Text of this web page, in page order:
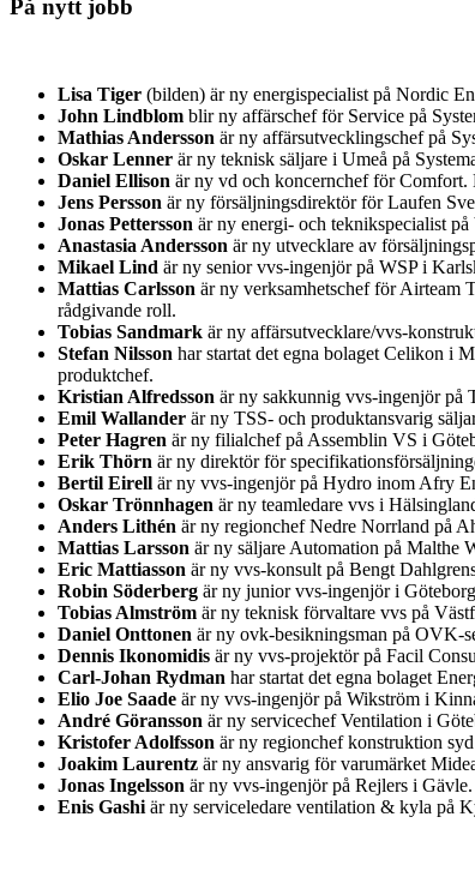
På nytt jobb
Lisa Tiger (bilden) är ny energispecialist på Nordic
John Lindblom blir ny affärschef för Service på
Mathias Andersson är ny affärsutvecklingschef på
Oskar Lenner är ny teknisk säljare i Umeå på
Daniel Ellison är ny vd och koncernchef för Comfort.
Jens Persson är ny försäljningsdirektör för Laufen
Jonas Pettersson är ny energi- och teknikspecialist
Anastasia Andersson är ny utvecklare av
Mikael Lind är ny senior vvs-ingenjör på WSP i
Mattias Carlsson är ny verksamhetschef för Airteam
rådgivande roll.
Tobias Sandmark är ny affärsutvecklare/vvs-
Stefan Nilsson har startat det egna bolaget Celikon i
produktchef.
Kristian Alfredsson är ny sakkunnig vvs-ingenjör på
Emil Wallander är ny TSS- och produktansvarig
Peter Hagren är ny filialchef på Assemblin VS i
Erik Thörn är ny direktör för
Bertil Eirell är ny vvs-ingenjör på Hydro inom Afry
Oskar Trönnhagen är ny teamledare vvs i
Anders Lithén är ny regionchef Nedre Norrland på
Mattias Larsson är ny säljare Automation på Malthe
Eric Mattiasson är ny vvs-konsult på Bengt
Robin Söderberg är ny junior vvs-ingenjör i
Tobias Almström är ny teknisk förvaltare vvs på
Daniel Onttonen är ny ovk-besikningsman på OVK-
Dennis Ikonomidis är ny vvs-projektör på Facil
Carl-Johan Rydman har startat det egna bolaget
Elio Joe Saade är ny vvs-ingenjör på Wikström i
André Göransson är ny servicechef Ventilation i
Kristofer Adolfsson är ny regionchef konstruktion
Joakim Laurentz är ny ansvarig för varumärket
Jonas Ingelsson är ny vvs-ingenjör på Rejlers i
Enis Gashi är ny serviceledare ventilation & kyla på